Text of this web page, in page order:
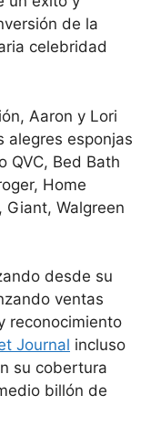
de la
celebridad
Aaron y Lori
alegres esponjas
QVC, Bed Bath
Home
Giant, Walgreen
desde su
ventas
reconocimiento
Journal incluso
su cobertura
billón de